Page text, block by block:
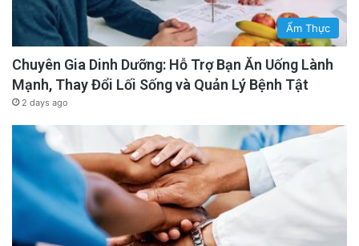
Ẩm Thực
Chuyên Gia Dinh Dưỡng: Hỗ Trợ Bạn Ăn Uống Lành
Mạnh, Thay Đổi Lối Sống và Quản Lý Bệnh Tật
2 days ago